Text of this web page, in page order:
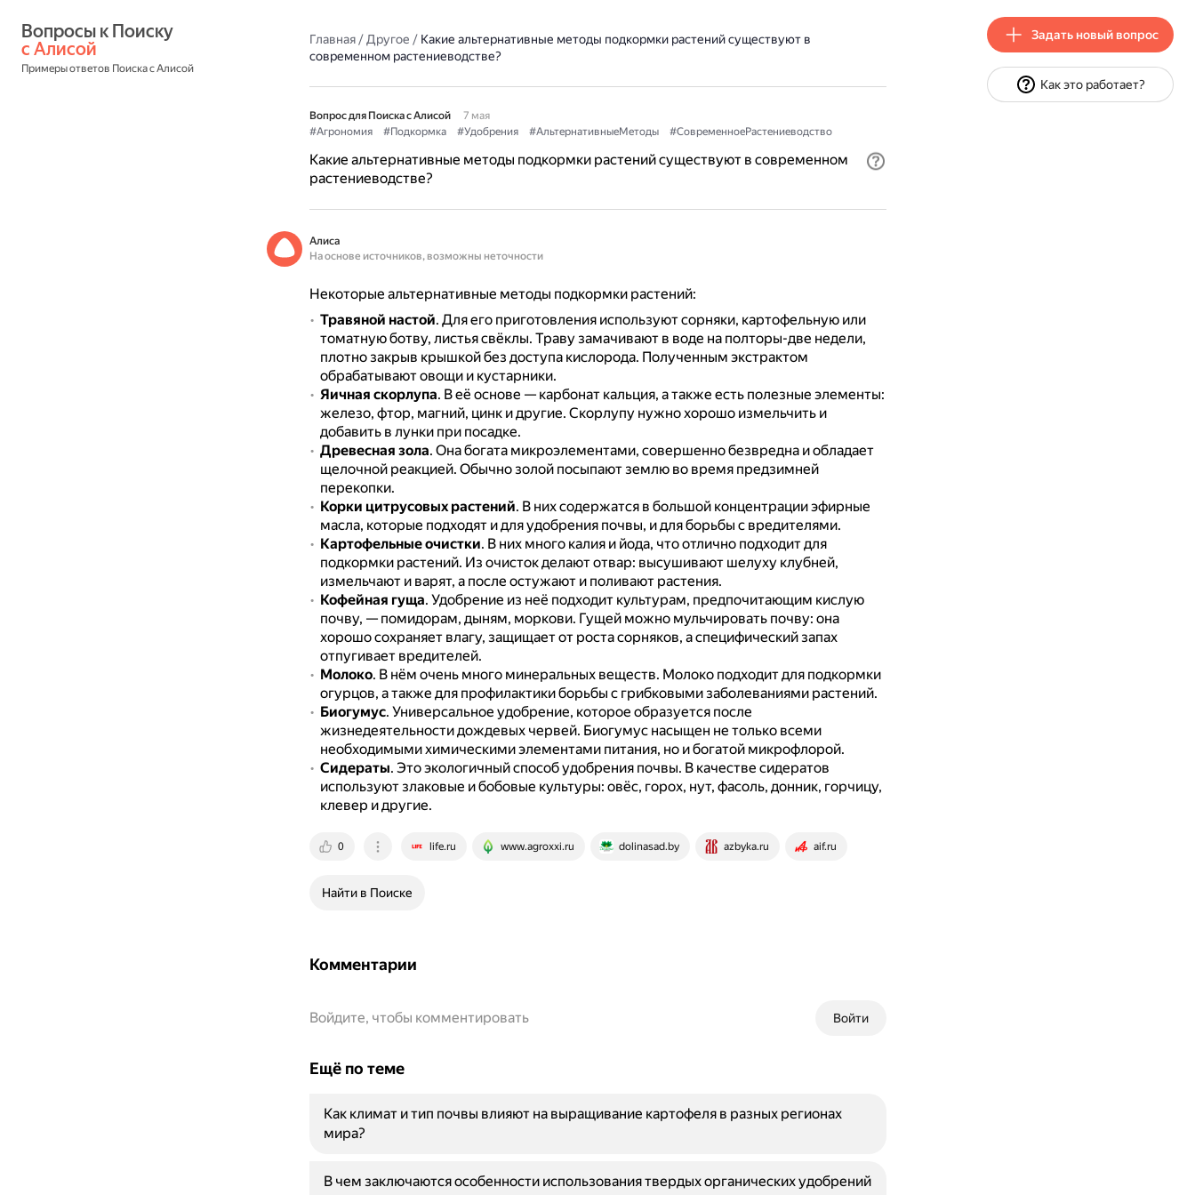
с Алисой
Примеры ответов Поиска с Алисой
Главная/Другое / Какие альтернативные методы подкормки растений существуют в
современном растениеводстве?
Вопрос для Поиска с Алисой
7 мая
#Агрономия
#Подкормка #Удобрения #АльтернативныеМетоды #СовременноеРастениеводство
Какие альтернативные методы подкормки растений существуют в современном
растениеводстве?
Алиса
На основе источников, возможны неточности
Некоторые альтернативные методы подкормки растений:
Травяной настой. Для его приготовления используют сорняки, картофельную или
томатную ботву, листья свёклы. Траву замачивают в воде на полторы-две недели,
плотно закрыв крышкой без доступа кислорода. Полученным экстрактом
обрабатывают овощи и кустарники.
Яичная скорлупа. В её основе — карбонат кальция, а также есть полезные элементы:
железо, фтор, магний, цинк и другие. Скорлупу нужно хорошо измельчить и
добавить в лунки при посадке.
Древесная зола. Она богата микроэлементами, совершенно безвредна и обладает
щелочной реакцией. Обычно золой посыпают землю во время предзимней
перекопки.
Корки цитрусовых растений. В них содержатся в большой концентрации эфирные
масла, которые подходят и для удобрения почвы, и для борьбы с вредителями.
Картофельные очистки. В них много калия и йода, что отлично подходит для
подкормки растений. Из очисток делают отвар: высушивают шелуху клубней,
измельчают и варят, а после остужают и поливают растения.
Кофейная гуща. Удобрение из неё подходит культурам, предпочитающим кислую
почву, — помидорам, дыням, моркови. Гущей можно мульчировать почву: она
хорошо сохраняет влагу, защищает от роста сорняков, а специфический запах
отпугивает вредителей.
Молоко. В нём очень много минеральных веществ. Молоко подходит для подкормки
огурцов, а также для профилактики борьбы с грибковыми заболеваниями растений.
Биогумус. Универсальное удобрение, которое образуется после
жизнедеятельности дождевых червей. Биогумус насыщен не только всеми
необходимыми химическими элементами питания, но и богатой микрофлорой.
Сидераты. Это экологичный способ удобрения почвы. В качестве сидератов
используют злаковые и бобовые культуры: овёс, горох, нут, фасоль, донник, горчицу,
клевер и другие.
0 life.ru www.agroxxi.ru dolinasad.by azbyka.ru aif.ru
Найти в Поиске
Комментарии
Войти
Войдите, чтобы комментировать
Ещё по теме
Как климат и тип почвы влияют на выращивание картофеля в разных регионах
мира?
В чем заключаются особенности использования твердых органических удобрений
Задать новый вопрос
Как это работает?